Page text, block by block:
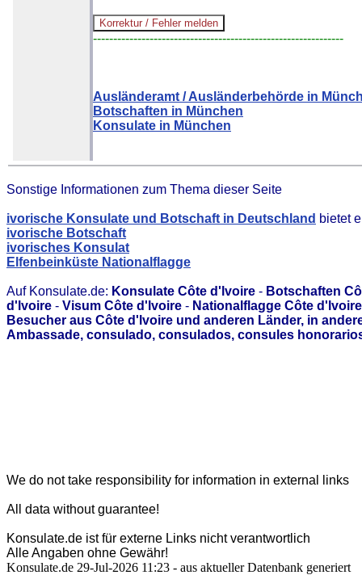
--------------------------------------------------------------
Ausländeramt / Ausländerbehörde in
Botschaften in München
Konsulate in München
Sonstige Informationen zum Thema dieser Seite
ivorische Konsulate und Botschaft in Deutschland bietet
ivorische Botschaft
ivorisches Konsulat
Elfenbeinküste Nationalflagge
Auf Konsulate.de: Konsulate Côte d'lvoire - Botschaften
d'lvoire - Visum Côte d'lvoire - Nationalflagge Côte d'lvoire
Besucher aus Côte d'lvoire und anderen Länder, in
Ambassade, consulado, consulados, consules
We do not take responsibility for information in external links
All data without guarantee!
Konsulate.de ist für externe Links nicht verantwortlich
Alle Angaben ohne Gewähr!
Konsulate.de 29-Jul-2026 11:23 - aus aktueller Datenbank generiert